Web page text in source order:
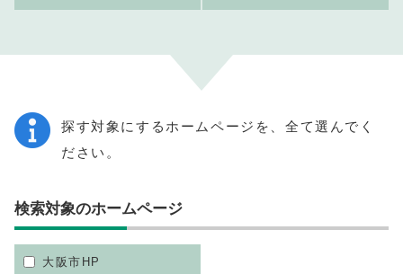
探す対象にするホームページを、全て選んでく
ださい。
検索対象のホームページ
大阪市HP